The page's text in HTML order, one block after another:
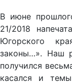
В июне
21/2018
Югорского
законы…». Наш
получился
касался и темы